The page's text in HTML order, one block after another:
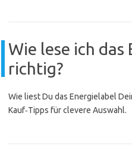
Wie lese ich
richtig?
Wie liest Du das Energielabel
Kauf‑Tipps für clevere Auswahl.